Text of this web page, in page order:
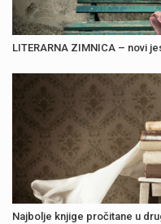
LITERARNA ZIMNICA – novi
Najbolje knjige pročitane u